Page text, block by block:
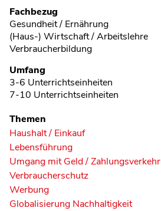
Fachbezug
Gesundheit / Ernährung
(Haus-) Wirtschaft / Arbeitslehre
Verbraucherbildung
Umfang
3-6 Unterrichtseinheiten
7-10 Unterrichtseinheiten
Themen
Haushalt / Einkauf
Lebensführung
Umgang mit Geld / Zahlungsverkehr
Verbraucherschutz
Werbung
Globalisierung Nachhaltigkeit